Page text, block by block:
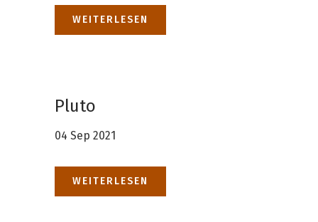
WEITERLESEN
Pluto
04 Sep 2021
WEITERLESEN